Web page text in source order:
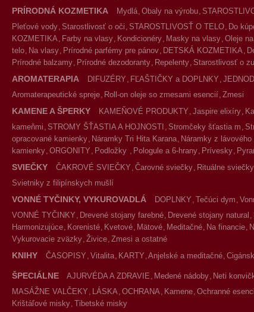
PRÍRODNÁ KOZMETIKA Mydlá Obaly na výrobu
Pleťové vody Starostlivosť o oči STAROSTLIVOSŤ O TELO Do
KOZMETIKA Farby na vlasy Kondicionéry Masky na vlasy Oleje
telo Na vlasy Prírodné parfémy pre pánov DETSKÁ KOZMETIKA
Prírodné balzamy Prírodné dezodoranty Repelenty Starostlivosť o
AROMATERAPIA DIFUZÉRY FĽAŠTIČKY a DOPLNKY
Aromaterapeutické spreje Roll-on oleje so zmesami esencií Zmesi
KAMENE A ŠPERKY KAMEŇOVÉ PRODUKTY Jaspire elixíry
kameňmi STROMY ŠŤASTIA A HOJNOSTI Stromčeky šťastia m
opracované kamienky Náramky Tri Hita Karana Náramky z lávového
kamienky ORGONITY Podložky Pologule a 6-hrany Prívesky
SVIEČKY ČAKROVÉ SVIEČKY Čarovné sviečky Rituálne sviečky
Svietniky z filipínskych mušlí
VONNÉ TYČINKY, VYKUROVADLÁ DOPLNKY Tečúci dym
VONNÉ TYČINKY
Drevené stojany farebné Drevené stojany natural
Harmonizujúce Korenisté Kvetové Mätové Meditačné Na financie
Vykurovacie zväzky Živice Zmesi a ostatné
KNIHY ČASOPISY Vitalita KARTY Anjelské a meditačné
ŠPECIÁLNE AJURVÉDA A ZDRAVIE Medené nádoby Neti
MASÁŽNE VALČEKY
LÁSKA OCHRANA Kamene Ochranné
Krištáľové misky Tibetské misky